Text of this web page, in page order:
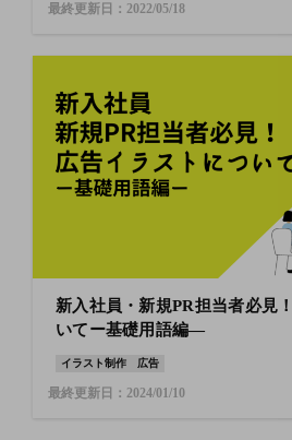
最終更新日：2022/05/18
新入社員・新規PR担当者必見
いてー基礎用語編―
イラスト制作 広告
最終更新日：2024/01/10